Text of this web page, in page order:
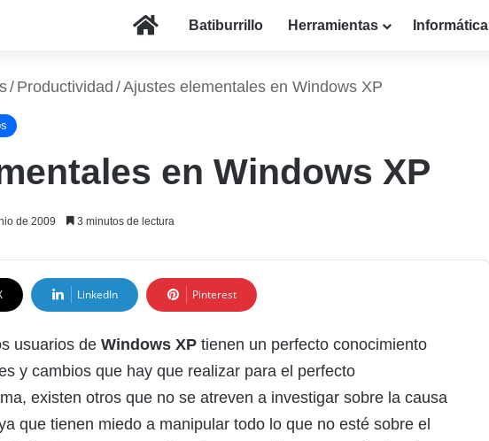
InicioBatiburrillo Herramientas Informática
/ Productividad /Ajustes elementales en Windows XP
en Windows XP
de 2009 3 minutos de lectura
LinkedIn Pinterest
usuarios de Windows XP tienen un perfecto conocimiento
y cambios que hay que realizar para el perfecto
existen otros que no se atreven a investigar sobre la causa
que tienen miedo a manipular todo lo que no esté sobre el